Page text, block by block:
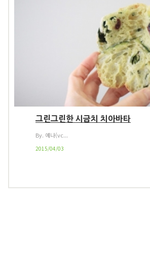
그린그린한 시금치 치아바타
By. 예나(vc...
2015/04/03